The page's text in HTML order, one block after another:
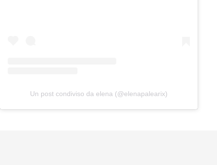
Un post condiviso da elena (@elenapalearix)